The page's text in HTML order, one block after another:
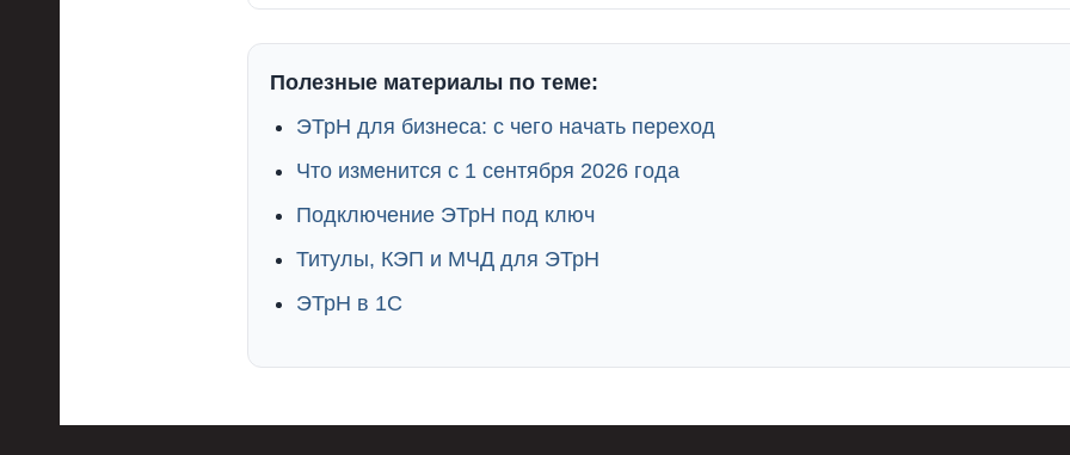
Полезные материалы по теме:
ЭТрН для бизнеса: с чего начать переход
Что изменится с 1 сентября 2026 года
Подключение ЭТрН под ключ
Титулы, КЭП и МЧД для ЭТрН
ЭТрН в 1С